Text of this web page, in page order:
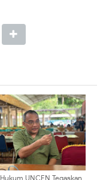
UNCEN Tegaskan